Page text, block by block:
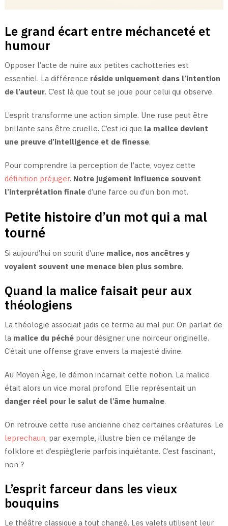
Le grand écart entre méchanceté et
humour
Opposer l’acte de nuire aux petites cachotteries est
essentiel. La différence réside uniquement dans l’intention
de l’auteur. C’est là que tout se joue pour celui qui observe.
L’esprit transforme une action simple. Une ruse peut être
brillante sans être cruelle. C’est ici que la malice devient
une preuve d’intelligence et de finesse.
Pour comprendre la perception de l’acte, voyez cette
définition préjuger. Notre jugement influence souvent
l’interprétation finaled’une farce ou d’un bon mot.
Petite histoire d’un mot qui a mal
tourné
Si aujourd’hui on sourit d’une malice, nos ancêtres y
voyaient souvent une menace bien plus sombre.
Quand la malice faisait peur aux
théologiens
La théologie associait jadis ce terme au mal pur. On parlait de
la malice du péchépour désigner une noirceur originelle.
C’était une offense grave envers la majesté divine.
Au Moyen Âge, le démon incarnait cette notion. La malice
était alors un vice moral profond. Elle représentait un
danger réel pour le salut de l’âme humaine.
On retrouve cette ruse ancienne chez certaines créatures. Le
leprechaun, par exemple, illustre bien ce mélange de
folklore et d’espièglerie parfois inquiétante. C’est fascinant,
non ?
L’esprit farceur dans les vieux
bouquins
Le théâtre classique a tout changé. Les valets utilisent leur